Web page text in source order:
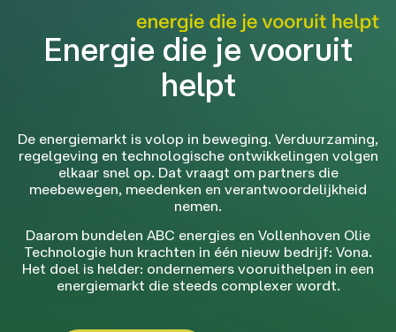
Energie die je vooruit
helpt
De energiemarkt is volop in beweging. Verduurzaming,
regelgeving en technologische ontwikkelingen volgen
elkaar snel op. Dat vraagt om partners die
meebewegen, meedenken en verantwoordelijkheid
nemen.
Daarom bundelen ABC energies en Vollenhoven Olie
Technologie hun krachten in één nieuw bedrijf: Vona.
Het doel is helder: ondernemers vooruithelpen in een
energiemarkt die steeds complexer wordt.